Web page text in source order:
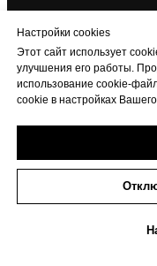
Настройки cookies
Этот сайт использует
улучшения его работы.
использование cookie-
cookie в настройках